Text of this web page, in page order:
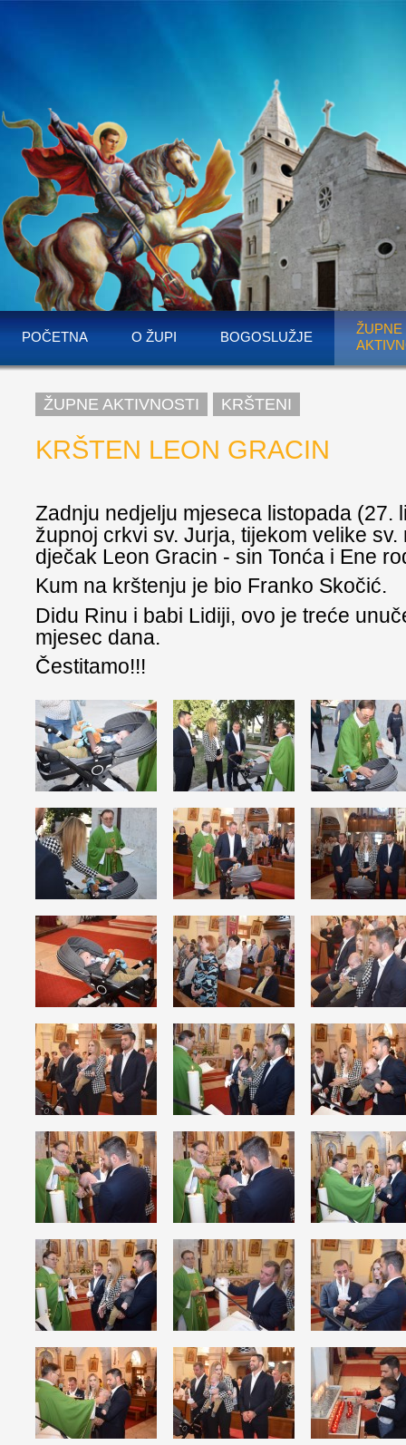
POČETNA O ŽUPI BOGOSLUŽJE
ŽUPNE
ŽUPNE AKTIVNOSTI KRŠTENI
KRŠTEN LEON GRACIN
Zadnju nedjelju mjeseca listopada (27.
župnoj crkvi sv. Jurja, tijekom velike sv.
dječak Leon Gracin - sin Tonća i Ene
Kum na krštenju je bio Franko Skočić.
Didu Rinu i babi Lidiji, ovo je treće
mjesec dana.
Čestitamo!!!